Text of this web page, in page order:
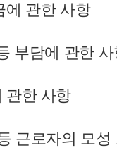
에 관한 사항
부담에 관한 사
관한 사항
근로자의 모